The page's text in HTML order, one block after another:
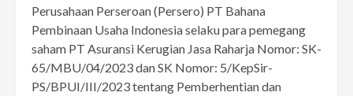
Perusahaan Perseroan (Persero) PT Bahana
Pembinaan Usaha Indonesia selaku para pemegang
saham PT Asuransi Kerugian Jasa Raharja Nomor: SK-
65/MBU/04/2023 dan SK Nomor: 5/KepSir-
PS/BPUI/III/2023 tentang Pemberhentian dan